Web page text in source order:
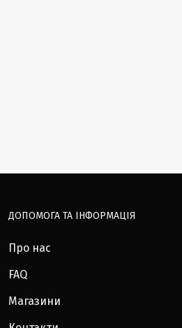
ДОПОМОГА ТА ІНФОРМАЦІЯ
Про нас
FAQ
Магазини